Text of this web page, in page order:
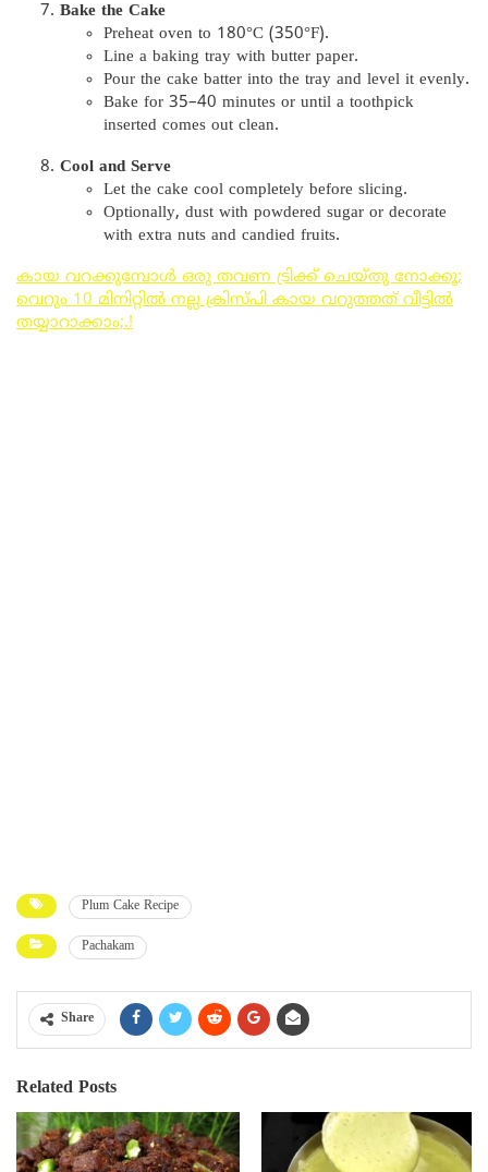
Bake the Cake
Preheat oven to 180°C (350°F).
Line a baking tray with butter paper.
Pour the cake batter into the tray and level it evenly.
Bake for 35–40 minutes or until a toothpick
inserted comes out clean.
Cool and Serve
Let the cake cool completely before slicing.
Optionally, dust with powdered sugar or decorate
with extra nuts and candied fruits.
കായ വറക്കുമ്പോൾ ഒരു തവണ ട്രിക്ക് ചെയ്തു നോക്കൂ;
വെറും 10 മിനിറ്റിൽ നല്ല ക്രിസ്പി കായ വറുത്തത് വീട്ടിൽ
തയ്യാറാക്കാം;.!
Plum Cake Recipe
Pachakam
Share
Related Posts